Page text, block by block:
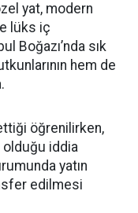
yat, modern
lüks iç
Boğazı’nda sık
hem de
öğrenilirken,
iddia
yatın
edilmesi